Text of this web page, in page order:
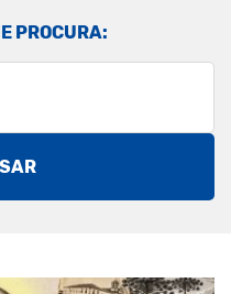
PROCURA: